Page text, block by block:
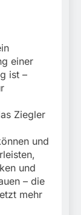
einer
ist –
Ziegler
und
und
– die
mehr